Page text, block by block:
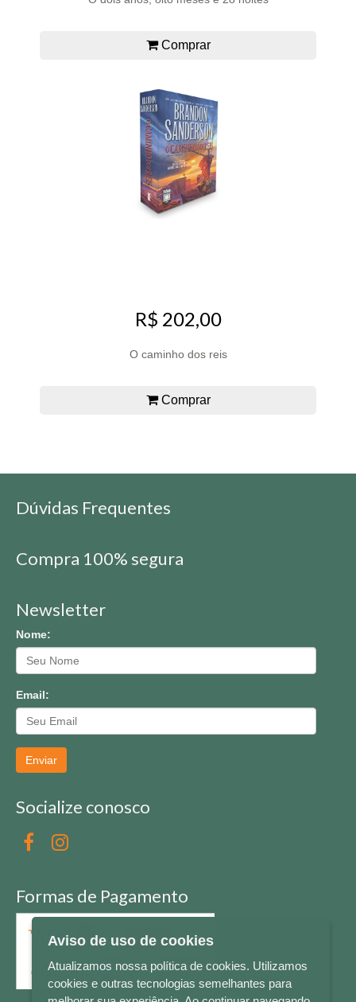
Comprar
R$ 202,00
O caminho dos reis
Comprar
Dúvidas Frequentes
Compra 100% segura
Newsletter
Nome:
Email:
Enviar
Socialize conosco
Formas de Pagamento
Aviso de uso de cookies
Atualizamos nossa política de cookies. Utilizamos
cookies e outras tecnologias semelhantes para